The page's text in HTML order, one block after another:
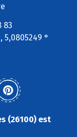
83
5,0805249 °
(26100) est